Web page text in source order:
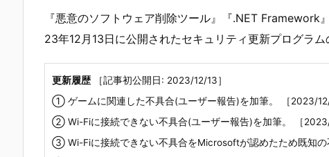
『悪意のソフトウェア削除ツール』『.NET
23年12月13日に公開されたセキュリティ更新プログラ
更新履歴 ［記事初公開日: 2023/12/13］
① ゲームに関連した不具合(ユーザー報告)を加筆。 ［2023/12/
② Wi-Fiに接続できない不具合(ユーザー報告)を加筆。 ［2023/
③ Wi-Fiに接続できない不具合をMicrosoftが認めたため既知の